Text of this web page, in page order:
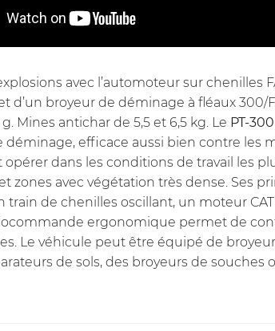
avec l’automoteur sur chenilles
d’un broyeur de déminage à fléaux
Mines antichar de 5,5 et 6,5 kg. Le PT-
efficace aussi bien contre les
dans les conditions de travail les
zones avec végétation très dense. Ses
train de chenilles oscillant, un moteur
ergonomique permet de
Le véhicule peut être équipé de
de sols, des broyeurs de souches